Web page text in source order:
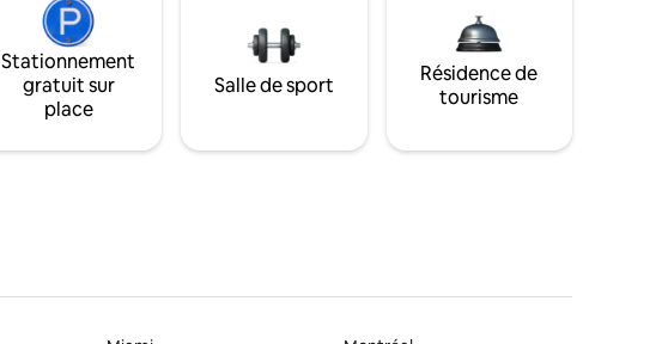
Stationnement
gratuit sur
place
Salle de sport
Résidence de
tourisme